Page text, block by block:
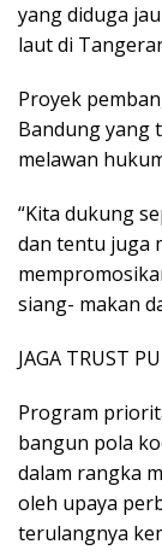
yang diduga
laut di
Proyek
Bandung yang
melawan
“Kita dukung
dan tentu juga
siang- makan
JAGA TRUST
Program
bangun pola
dalam rangka
oleh upaya
terulangnya